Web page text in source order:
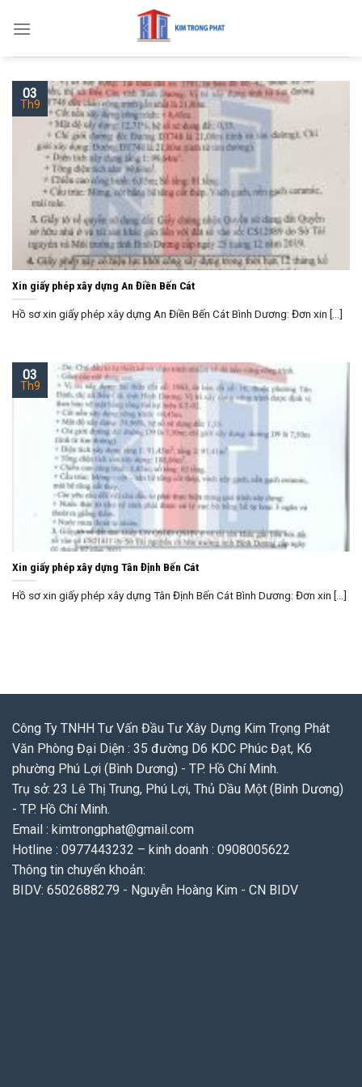
Xin giấy phép xây dựng An Điền Bến Cát
Hồ sơ xin giấy phép xây dựng An Điền Bến Cát Bình Dương: Đơn xin [...]
03
Th9
Xin giấy phép xây dựng Tân Định Bến Cát
Hồ sơ xin giấy phép xây dựng Tân Định Bến Cát Bình Dương: Đơn xin [...]
03
Th9
Công Ty TNHH Tư Vấn Đầu Tư Xây Dựng Kim Trọng Phát
Văn Phòng Đại Diện : 35 đường D6 KDC Phúc Đạt, K6
phường Phú Lợi (Bình Dương) - TP. Hồ Chí Minh.
Trụ sở: 23 Lê Thị Trung, Phú Lợi, Thủ Dầu Một (Bình Dương)
- TP. Hồ Chí Minh.
Email : kimtrongphat@gmail.com
Hotline : 0977443232 – kinh doanh : 0908005622
Thông tin chuyển khoản:
BIDV: 6502688279 - Nguyễn Hoàng Kim - CN BIDV